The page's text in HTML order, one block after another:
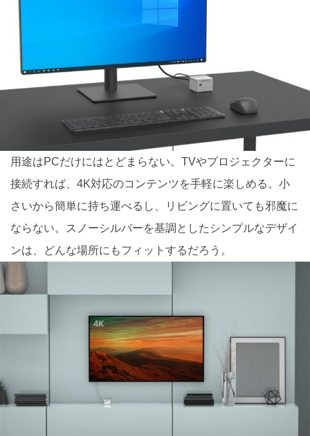
用途はPCだけにはとどまらない。TVやプロジェクターに
接続すれば、4K対応のコンテンツを手軽に楽しめる。小
さいから簡単に持ち運べるし、リビングに置いても邪魔に
ならない。スノーシルバーを基調としたシンプルなデザイ
ンは、どんな場所にもフィットするだろう。